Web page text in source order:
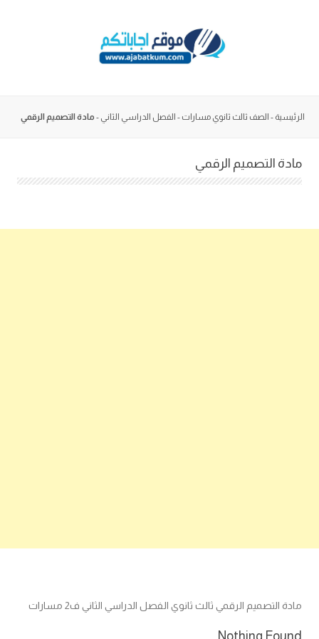
الرئيسية - الصف ثالث ثانوي مسارات - الفصل الدراسي الثاني - مادة التصميم الرقمي
مادة التصميم الرقمي
مادة التصميم الرقمي ثالث ثانوي الفصل الدراسي الثاني ف2 مسارات
Nothing Found